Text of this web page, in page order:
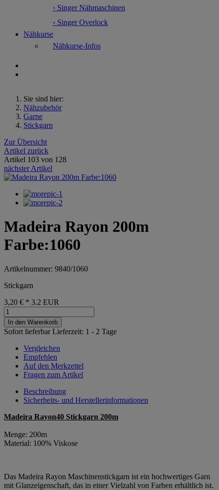
› Singer Nähmaschinen
› Singer Overlock
Nähkurse
Nähkurse-Infos
Sie sind hier:
Nähzubehör
Garne
Stickgarn
Zur Übersicht
Artikel zurück
Artikel 103 von 128
nächster Artikel
Madeira Rayon 200m
Farbe:1060
Artikelnummer: 9840/1060
Stickgarn
3,20 € * 3.2 EUR
In den Warenkorb
Sofort lieferbarLieferzeit: 1 - 2 Tage
Vergleichen
Empfehlen
Auf den Merkzettel
Fragen zum Artikel
Beschreibung
Sicherheits- und Herstellerinformationen
Madeira Rayon40 Stickgarn 200m
Menge: 200m
Material: 100% Viskose
Das Madeira Rayon Maschinenstickgarn ist ein hochwertiges Garn
mit Glanzeigenschaft, das in einer Vielzahl von Farben erhältlich ist.